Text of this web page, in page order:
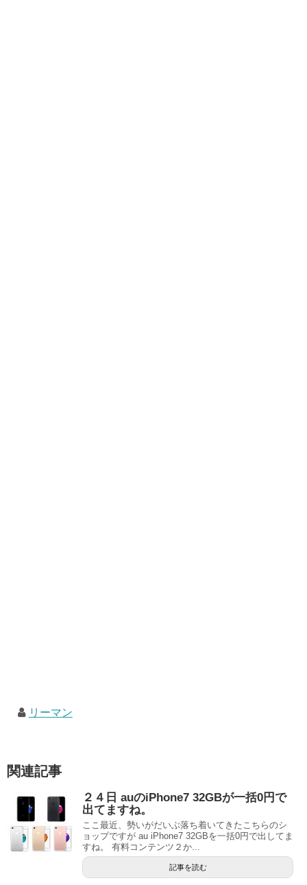
リーマン
関連記事
２４日 auのiPhone7 32GBが一括0円で
出てますね。
ここ最近、勢いがだいぶ落ち着いてきたこちらのシ
ョップですが au iPhone7 32GBを一括0円で出してま
すね。 有料コンテンツ２か...
記事を読む